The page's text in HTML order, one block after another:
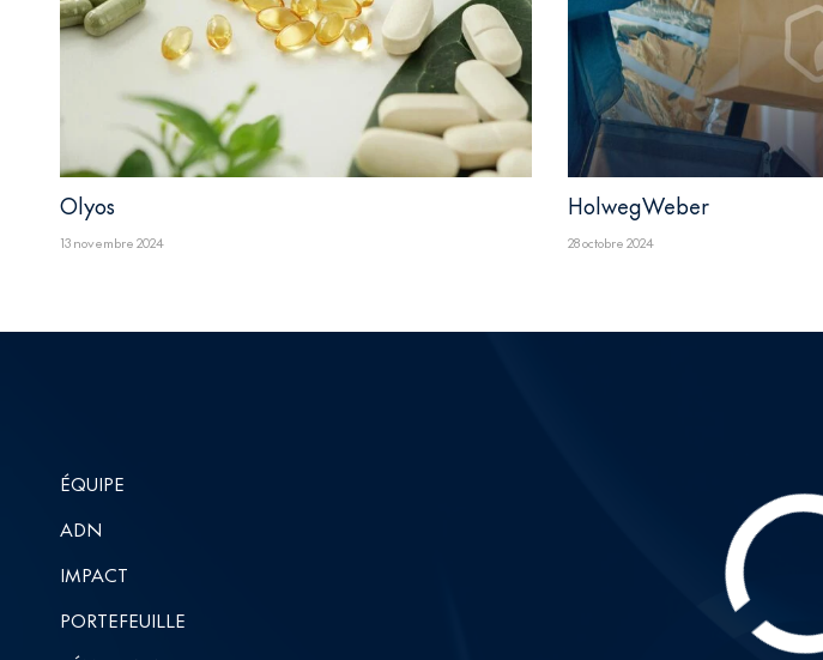
Olyos
13 novembre 2024
HolwegWeber
28 octobre 2024
ÉQUIPE
ADN
IMPACT
PORTEFEUILLE